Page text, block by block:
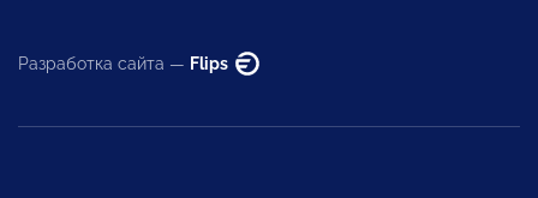
Разработка сайта — Flips